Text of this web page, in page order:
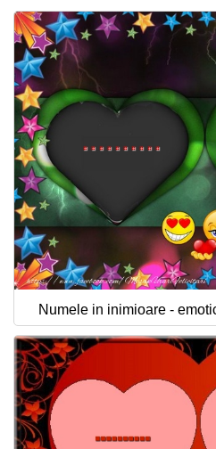
Felicitari muzicale
Felicitari muzicale personalizate
Felicitari animate
Invitatii personalizate
Numele in inimioare -